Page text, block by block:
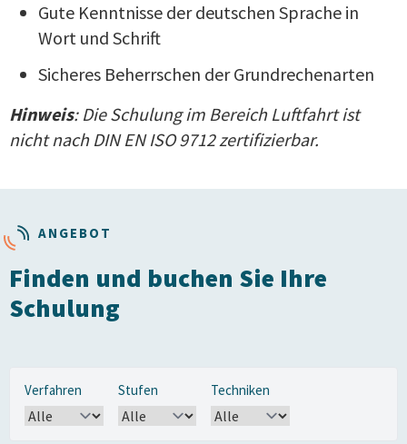
Gute Kenntnisse der deutschen Sprache in
Wort und Schrift
Sicheres Beherrschen der Grundrechenarten
Hinweis: Die Schulung im Bereich Luftfahrt ist
nicht nach DIN EN ISO 9712 zertifizierbar.
ANGEBOT
Finden und buchen Sie Ihre
Schulung
Verfahren Stufen Techniken